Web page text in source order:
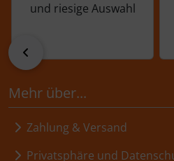
und riesige Auswahl
Mehr über...
Zahlung & Versand
Privatsphäre und